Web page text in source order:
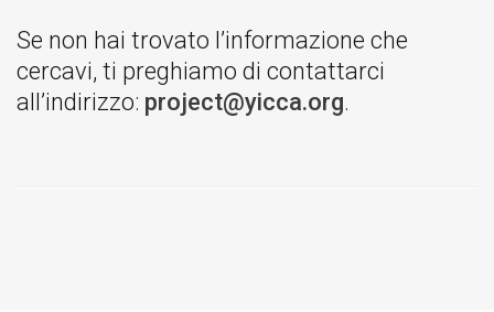
Se non hai trovato l’informazione che
cercavi, ti preghiamo di contattarci
all’indirizzo: project@yicca.org.